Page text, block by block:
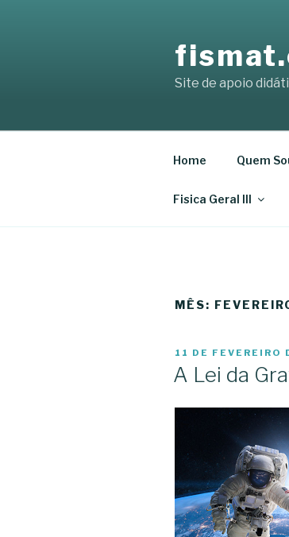
Site de apoio
Home Quem
Fisica Geral III
MÊS:
POSTED
11 DE FEVEREIRO
A Lei da